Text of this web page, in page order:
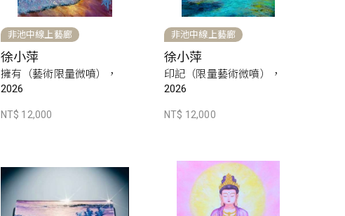
非池中線上藝廊
徐小萍
擁有（藝術限量微噴），
2026
NT$ 12,000
非池中線上藝廊
徐小萍
印記（限量藝術微噴），
2026
NT$ 12,000